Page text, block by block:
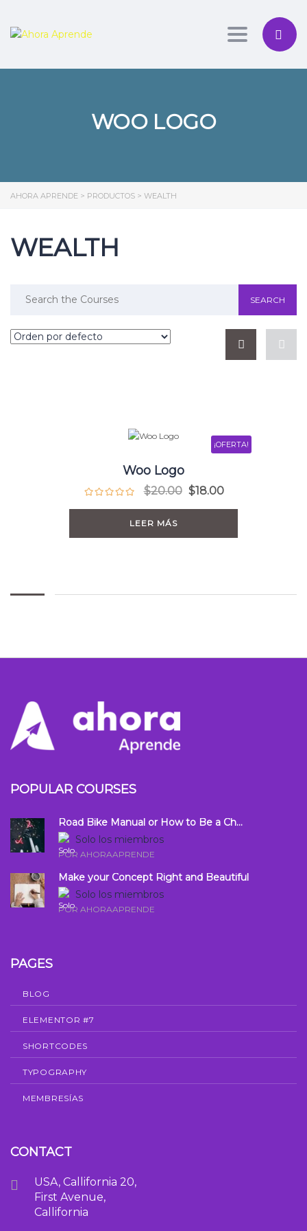
Toggle
WOO LOGO
AHORA APRENDE > PRODUCTOS > WEALTH
WEALTH
¡OFERTA!
Woo Logo
$20.00 $18.00
LEER MÁS
POPULAR COURSES
Road Bike Manual or How to Be a Ch...
Solo los miembros
POR AHORAAPRENDE
Make your Concept Right and Beautiful
Solo los miembros
POR AHORAAPRENDE
PAGES
BLOG
ELEMENTOR #7
SHORTCODES
TYPOGRAPHY
MEMBRESÍAS
CONTACT
USA, Callifornia 20,
First Avenue,
Callifornia